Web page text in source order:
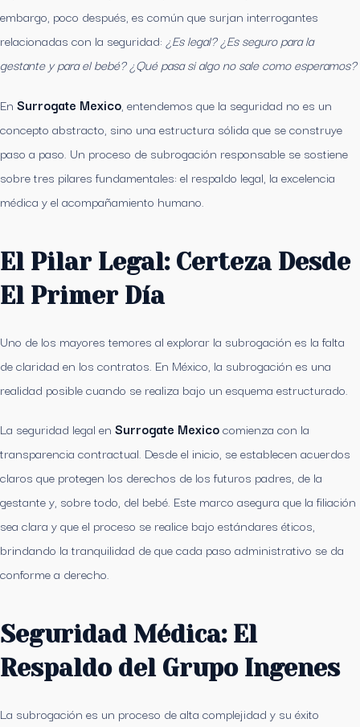
embargo, poco después, es común que surjan interrogantes
relacionadas con la seguridad: ¿Es legal? ¿Es seguro para la
gestante y para el bebé? ¿Qué pasa si algo no sale como esperamos?
En Surrogate Mexico , entendemos que la seguridad no es un
concepto abstracto, sino una estructura sólida que se construye
paso a paso. Un proceso de subrogación responsable se sostiene
sobre tres pilares fundamentales: el respaldo legal, la excelencia
médica y el acompañamiento humano.
El Pilar Legal: Certeza Desde
El Primer Día
Uno de los mayores temores al explorar la subrogación es la falta
de claridad en los contratos. En México, la subrogación es una
realidad posible cuando se realiza bajo un esquema estructurado.
La seguridad legal en Surrogate Mexicocomienza con la
transparencia contractual. Desde el inicio, se establecen acuerdos
claros que protegen los derechos de los futuros padres, de la
gestante y, sobre todo, del bebé. Este marco asegura que la filiación
sea clara y que el proceso se realice bajo estándares éticos,
brindando la tranquilidad de que cada paso administrativo se da
conforme a derecho.
Seguridad Médica: El
Respaldo del Grupo Ingenes
La subrogación es un proceso de alta complejidad y su éxito